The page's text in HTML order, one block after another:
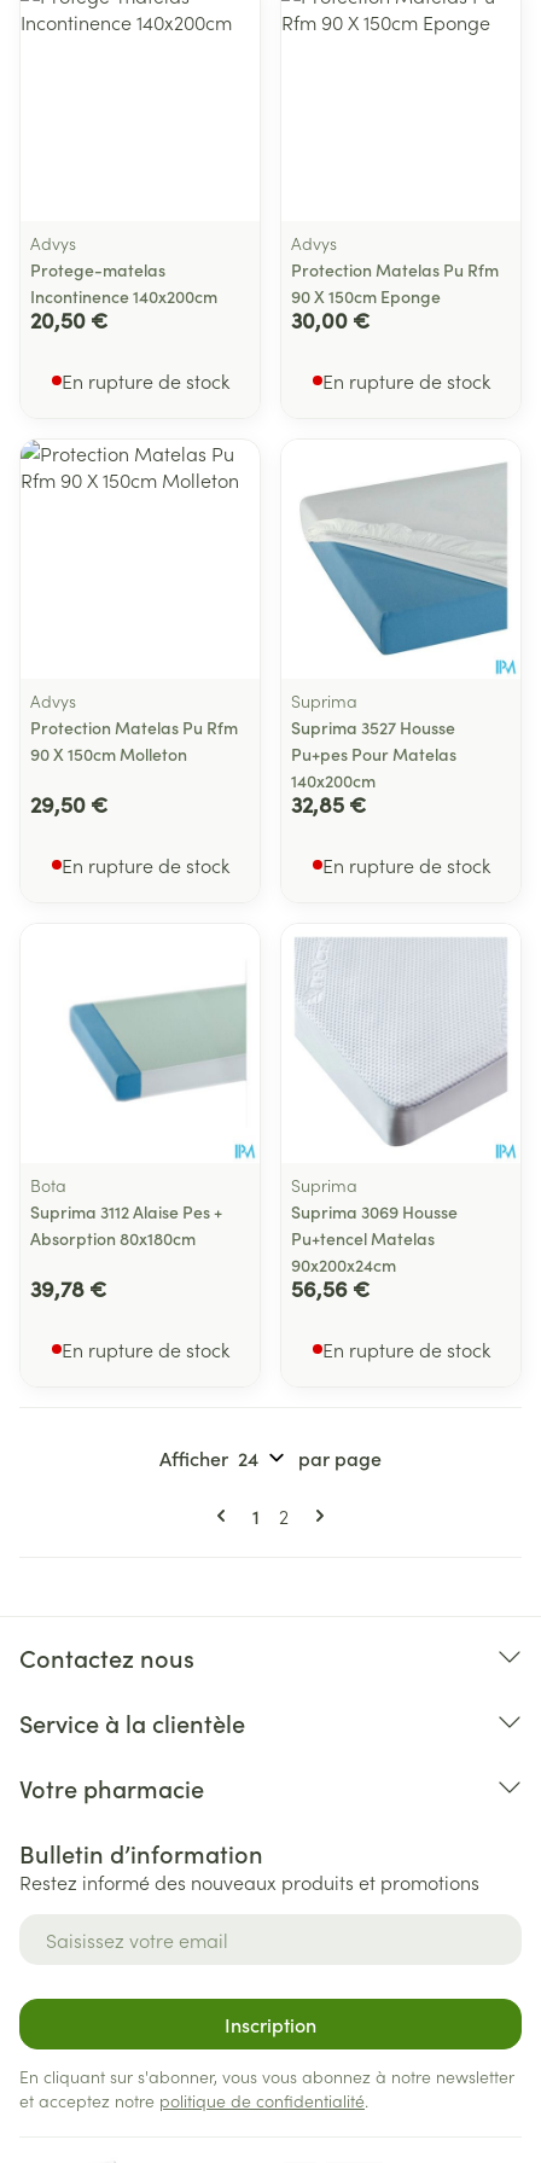
Advys
Protege-matelas
Incontinence 140x200cm
20,50 €
En rupture de stock
Advys
Protection Matelas Pu Rfm
90 X 150cm Eponge
30,00 €
En rupture de stock
Advys
Protection Matelas Pu Rfm
90 X 150cm Molleton
29,50 €
En rupture de stock
Suprima
Suprima 3527 Housse
Pu+pes Pour Matelas
140x200cm
32,85 €
En rupture de stock
Bota
Suprima 3112 Alaise Pes +
Absorption 80x180cm
39,78 €
En rupture de stock
Suprima
Suprima 3069 Housse
Pu+tencel Matelas
90x200x24cm
56,56 €
En rupture de stock
Pages
Vous lisez actuellement la page
1 Page
2
Afficher par page
Contactez nous
Service à la clientèle
Votre pharmacie
Bulletin d’information
Restez informé des nouveaux produits et promotions
Inscription
En cliquant sur s'abonner, vous vous abonnez à notre newsletter
et acceptez notre politique de confidentialité.